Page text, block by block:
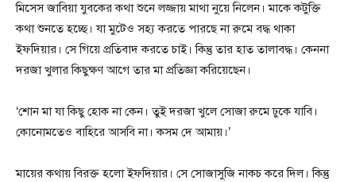
মিসেস জাবিয়া যুবকের কথা শুনে লজ্জায় মাথা নুয়ে নিলেন। মাকে কটুক্তি
কথা শুনতে হচ্ছে। যা মুটেও সহ্য করতে পারছে না রুমে বদ্ধ থাকা
ইফদিয়ার। সে গিয়ে প্রতিবাদ করতে চাই। কিন্তু তার হাত তালাবদ্ধ। কেননা
দরজা খুলার কিছুক্ষণ আগে তার মা প্রতিজ্ঞা করিয়েছেন।
‘শোন মা যা কিছু হোক না কেন। তুই দরজা খুলে সোজা রুমে ঢুকে যাবি।
কোনোমতেও বাহিরে আসবি না। কসম দে আমায়।’
মায়ের কথায় বিরক্ত হলো ইফদিয়ার। সে সোজাসুজি নাকচ করে দিল। কিন্তু